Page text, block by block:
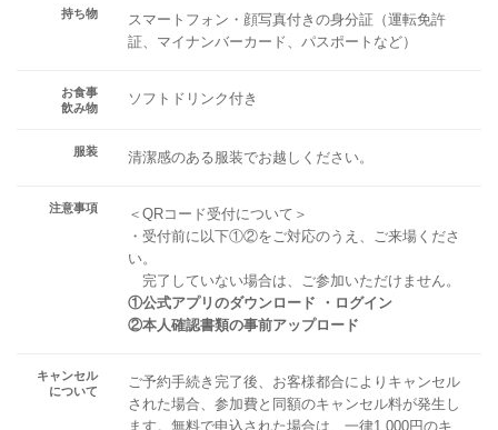
持ち物
スマートフォン・顔写真付きの身分証（運転免許
証、マイナンバーカード、パスポートなど）
お食事
飲み物
ソフトドリンク付き
服装 清潔感のある服装でお越しください。
注意事項
＜QRコード受付について＞
・受付前に以下①②をご対応のうえ、ご来場くださ
い。
完了していない場合は、ご参加いただけません。
①公式アプリのダウンロード ・ログイン
②本人確認書類の事前アップロード
キャンセル
について
ご予約手続き完了後、お客様都合によりキャンセル
された場合、参加費と同額のキャンセル料が発生し
ます。無料で申込された場合は、一律1,000円のキ